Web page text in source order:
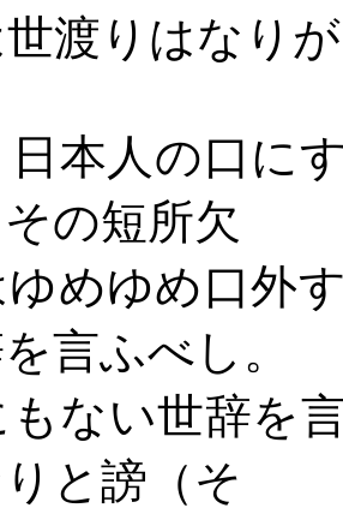
渡りはなり
本人の口に
の短所欠
ゆめゆめ口外
言ふべし。
もない世辞を
と謗（そ